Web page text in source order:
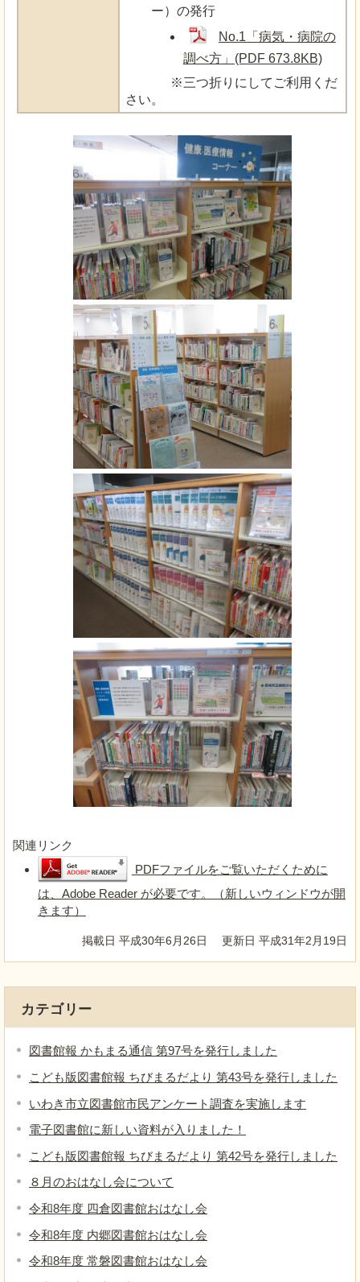
ー）の発行
No.1「病気・病院の
調べ方」(PDF 673.8KB)
※三つ折りにしてご利用くだ
さい。
関連リンク
PDFファイルをご覧いただくために
は、Adobe Reader が必要です。（新しいウィンドウが開
きます）
掲載日 平成30年6月26日 更新日 平成31年2月19日
カテゴリー
図書館報 かもまる通信 第97号を発行しました
こども版図書館報 ちびまるだより 第43号を発行しました
いわき市立図書館市民アンケート調査を実施します
電子図書館に新しい資料が入りました！
こども版図書館報 ちびまるだより 第42号を発行しました
８月のおはなし会について
令和8年度 四倉図書館おはなし会
令和8年度 内郷図書館おはなし会
令和8年度 常磐図書館おはなし会